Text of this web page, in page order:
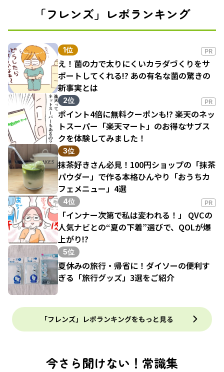
「フレンズ」レポランキング
1位 PR
え！菌の力で太りにくいカラダづくりをサ
ポートしてくれる!? あの有名な菌の驚きの
新事実とは
2位 PR
ポイント4倍に無料クーポンも!? 楽天のネッ
トスーパー「楽天マート」のお得なサブス
クを体験してみました！
3位
抹茶好きさん必見！100円ショップの「抹茶
パウダー」で作る本格ひんやり「おうちカ
フェメニュー」4選
4位 PR
「インナー次第で私は変われる！」 QVCの
人気ナビとの“夏の下着”選びで、QOLが爆
上がり!?
5位
夏休みの旅行・帰省に！ダイソーの便利す
ぎる「旅行グッズ」3選をご紹介
「フレンズ」レポランキングをもっと見る
今さら聞けない！常識集